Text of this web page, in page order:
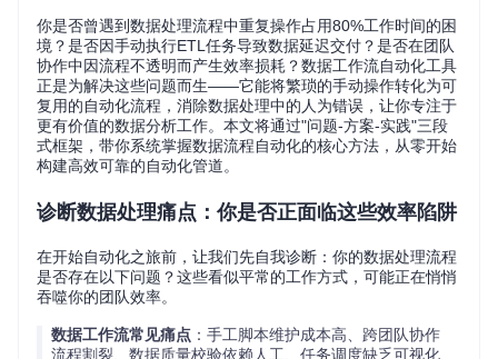
你是否曾遇到数据处理流程中重复操作占用80%工作时间的困
境？是否因手动执行ETL任务导致数据延迟交付？是否在团队
协作中因流程不透明而产生效率损耗？数据工作流自动化工具
正是为解决这些问题而生——它能将繁琐的手动操作转化为可
复用的自动化流程，消除数据处理中的人为错误，让你专注于
更有价值的数据分析工作。本文将通过"问题-方案-实践"三段
式框架，带你系统掌握数据流程自动化的核心方法，从零开始
构建高效可靠的自动化管道。
诊断数据处理痛点：你是否正面临这些效率陷阱
在开始自动化之旅前，让我们先自我诊断：你的数据处理流程
是否存在以下问题？这些看似平常的工作方式，可能正在悄悄
吞噬你的团队效率。
数据工作流常见痛点 ：手工脚本维护成本高、跨团队协作
流程割裂、数据质量校验依赖人工、任务调度缺乏可视化